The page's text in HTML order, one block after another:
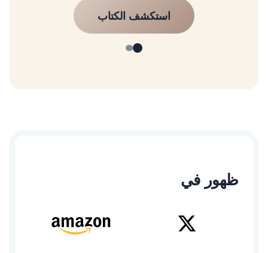
استكشف الكتاب
ظهور في